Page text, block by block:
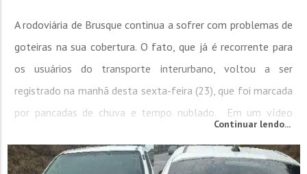
A rodoviária de Brusque continua a sofrer com problemas de
goteiras na sua cobertura. O fato, que já é recorrente para
os usuários do transporte interurbano, voltou a ser
registrado na manhã desta sexta-feira (23), que foi marcada
por pancadas de chuva e tempo nublado. Em um vídeo
o chão com poças d’água, ao lado das cadeiras que...
Continuar lendo...